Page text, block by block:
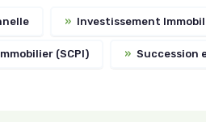
» Investissement
(SCPI) » Succession